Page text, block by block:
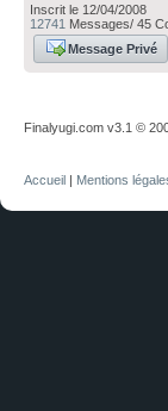
Inscrit le 12/04/2008
12741 Messages/ 45
Message Privé
Finalyugi.com v3.1 ©
Accueil | Mentions